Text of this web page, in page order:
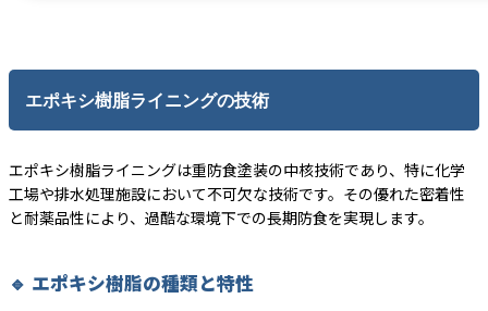
エポキシ樹脂ライニングの技術
エポキシ樹脂ライニングは重防食塗装の中核技術であり、特に化学
工場や排水処理施設において不可欠な技術です。その優れた密着性
と耐薬品性により、過酷な環境下での長期防食を実現します。
🔹 エポキシ樹脂の種類と特性